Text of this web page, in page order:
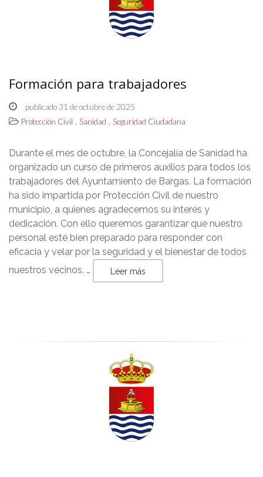
Formación para trabajadores
publicado 31 de octubre de 2025
Protección Civil , Sanidad , Seguridad Ciudadana
Durante el mes de octubre, la Concejalía de Sanidad ha
organizado un curso de primeros auxilios para todos los
trabajadores del Ayuntamiento de Bargas. La formación
ha sido impartida por Protección Civil de nuestro
municipio, a quienes agradecemos su interés y
dedicación. Con ello queremos garantizar que nuestro
personal esté bien preparado para responder con
eficacia y velar por la seguridad y el bienestar de todos
nuestros vecinos. …
Leer más